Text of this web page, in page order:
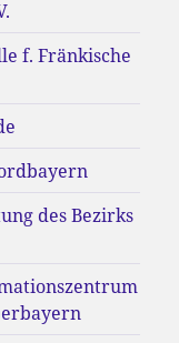
f. Fränkische
des Bezirks